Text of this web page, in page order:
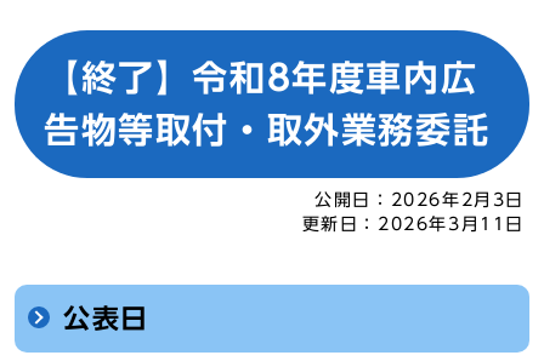
【終了】令和8年度車内広
告物等取付・取外業務委託
公開日：
2026年2月3日
更新日： 2026年3月11日
公表日